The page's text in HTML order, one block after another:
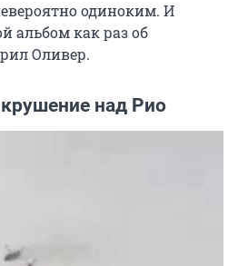
одиноким. И
альбом как раз об
Оливер.
над Рио